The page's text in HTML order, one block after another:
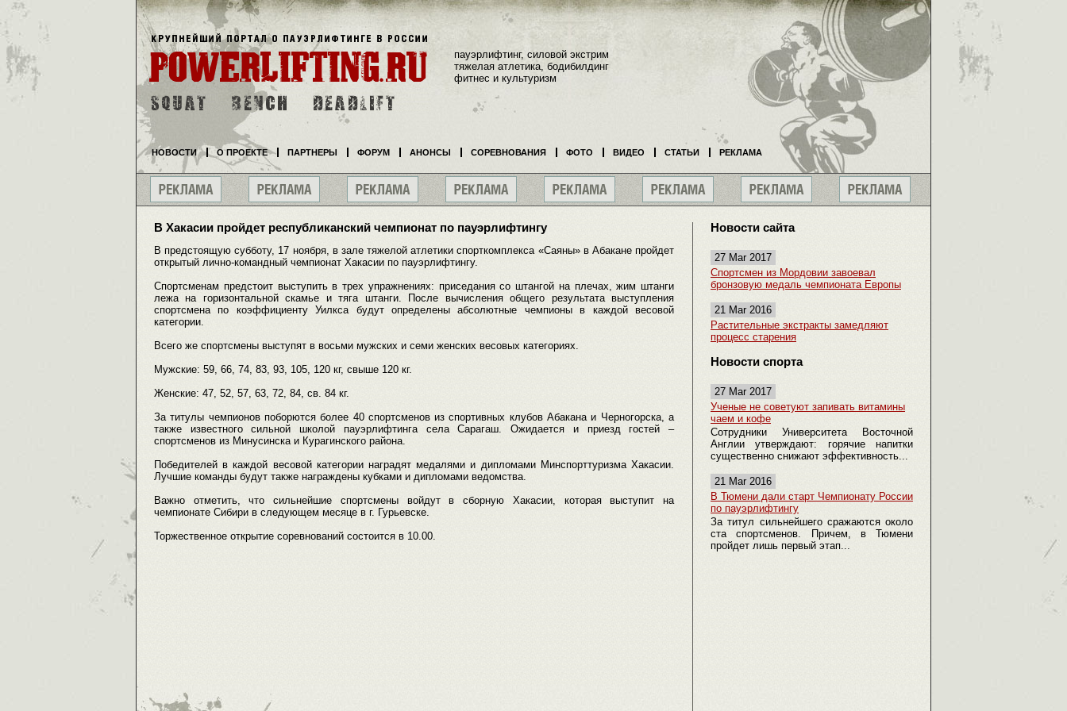
В Хакасии пройдет республиканский чемпионат по пауэрлифтингу
В предстоящую субботу, 17 ноября, в зале тяжелой атлетики спорткомплекса «Саяны» в Абакане пройдет
открытый лично-командный чемпионат Хакасии по пауэрлифтингу.
Спортсменам предстоит выступить в трех упражнениях: приседания со штангой на плечах, жим штанги
лежа на горизонтальной скамье и тяга штанги. После вычисления общего результата выступления
спортсмена по коэффициенту Уилкса будут определены абсолютные чемпионы в каждой весовой
категории.
Всего же спортсмены выступят в восьми мужских и семи женских весовых категориях.
Мужские: 59, 66, 74, 83, 93, 105, 120 кг, свыше 120 кг.
Женские: 47, 52, 57, 63, 72, 84, св. 84 кг.
За титулы чемпионов поборются более 40 спортсменов из спортивных клубов Абакана и Черногорска, а
также известного сильной школой пауэрлифтинга села Сарагаш. Ожидается и приезд гостей –
спортсменов из Минусинска и Курагинского района.
Победителей в каждой весовой категории наградят медалями и дипломами Минспорттуризма Хакасии.
Лучшие команды будут также награждены кубками и дипломами ведомства.
Важно отметить, что сильнейшие спортсмены войдут в сборную Хакасии, которая выступит на
чемпионате Сибири в следующем месяце в г. Гурьевске.
Торжественное открытие соревнований состоится в 10.00.
Новости сайта
27 Mar 2017
Спортсмен из Мордовии завоевал
бронзовую медаль чемпионата Европы
21 Mar 2016
Растительные экстракты замедляют
процесс старения
Новости спорта
27 Mar 2017
Ученые не советуют запивать витамины
чаем и кофе
Сотрудники Университета Восточной
Англии утверждают: горячие напитки
существенно снижают эффективность...
21 Mar 2016
В Тюмени дали старт Чемпионату России
по пауэрлифтингу
За титул сильнейшего сражаются около
ста спортсменов. Причем, в Тюмени
пройдет лишь первый этап...
пауэрлифтинг, силовой экстрим
тяжелая атлетика, бодибилдинг
фитнес и культуризм
НОВОСТИ О ПРОЕКТЕ ПАРТНЕРЫ ФОРУМ АНОНСЫ СОРЕВНОВАНИЯ ФОТО ВИДЕО СТАТЬИ РЕКЛАМА